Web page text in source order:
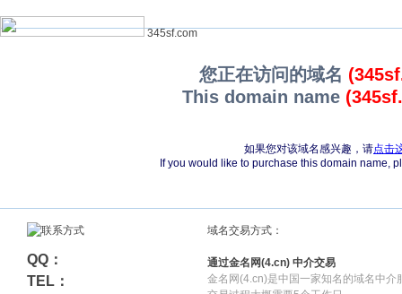
345sf.com
您正在访问的域名
This domain name
如果您对该域名感兴趣，请点击
If you would like to purchase this domain name,
QQ：
TEL：
域名交易方式：
通过金名网(4.cn) 中介交易
金名网(4.cn)是中国一家知名的域名中介